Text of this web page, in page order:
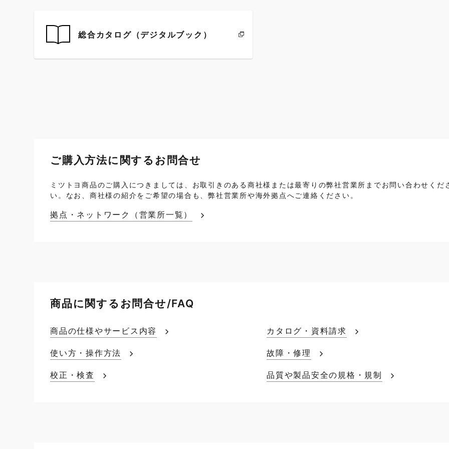
総合カタログ（デジタルブック）
ご購入方法に関するお問合せ
ミツトヨ商品のご購入につきましては、お取引きのある商社様または最寄りの弊社営業所までお問い合わせくだ
い。なお、商社様の紹介をご希望の場合も、弊社営業所や海外拠点へご連絡ください。
拠点・ネットワーク（営業所一覧）
商品に関するお問合せ/FAQ
商品の仕様やサービス内容
使い方・操作方法
校正・検査
カタログ・資料請求
故障・修理
品質や製品安全の規格・規制